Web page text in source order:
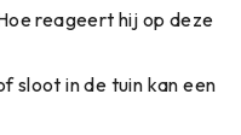
reageert hij op deze
sloot in de tuin kan een